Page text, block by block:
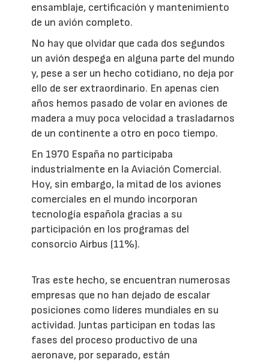
ensamblaje, certificación y mantenimiento
de un avión completo.
No hay que olvidar que cada dos segundos
un avión despega en alguna parte del mundo
y, pese a ser un hecho cotidiano, no deja por
ello de ser extraordinario. En apenas cien
años hemos pasado de volar en aviones de
madera a muy poca velocidad a trasladarnos
de un continente a otro en poco tiempo.
En 1970 España no participaba
industrialmente en la Aviación Comercial.
Hoy, sin embargo, la mitad de los aviones
comerciales en el mundo incorporan
tecnología española gracias a su
participación en los programas del
consorcio Airbus (11%).
Tras este hecho, se encuentran numerosas
empresas que no han dejado de escalar
posiciones como líderes mundiales en su
actividad. Juntas participan en todas las
fases del proceso productivo de una
aeronave, por separado, están